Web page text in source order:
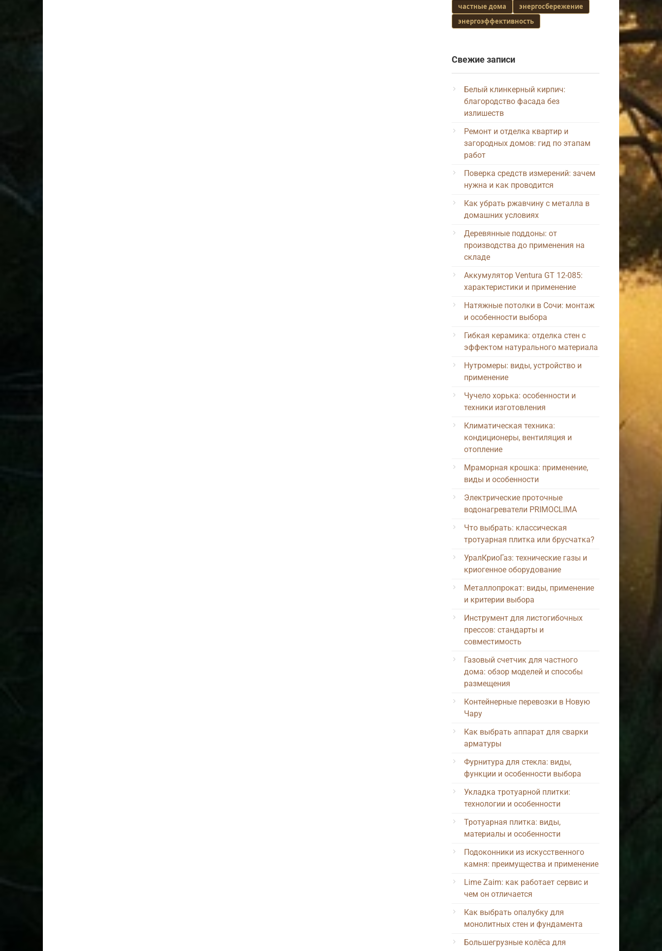
частные дома
энергосбережение
энергоэффективность
Свежие записи
Белый клинкерный кирпич:
благородство фасада без
излишеств
Ремонт и отделка квартир и
загородных домов: гид по этапам
работ
Поверка средств измерений: зачем
нужна и как проводится
Как убрать ржавчину с металла в
домашних условиях
Деревянные поддоны: от
производства до применения на
складе
Аккумулятор Ventura GT 12-085:
характеристики и применение
Натяжные потолки в Сочи: монтаж
и особенности выбора
Гибкая керамика: отделка стен с
эффектом натурального материала
Нутромеры: виды, устройство и
применение
Чучело хорька: особенности и
техники изготовления
Климатическая техника:
кондиционеры, вентиляция и
отопление
Мраморная крошка: применение,
виды и особенности
Электрические проточные
водонагреватели PRIMOCLIMA
Что выбрать: классическая
тротуарная плитка или брусчатка?
УралКриоГаз: технические газы и
криогенное оборудование
Металлопрокат: виды, применение
и критерии выбора
Инструмент для листогибочных
прессов: стандарты и
совместимость
Газовый счетчик для частного
дома: обзор моделей и способы
размещения
Контейнерные перевозки в Новую
Чару
Как выбрать аппарат для сварки
арматуры
Фурнитура для стекла: виды,
функции и особенности выбора
Укладка тротуарной плитки:
технологии и особенности
Тротуарная плитка: виды,
материалы и особенности
Подоконники из искусственного
камня: преимущества и применение
Lime Zaim: как работает сервис и
чем он отличается
Как выбрать опалубку для
монолитных стен и фундамента
Большегрузные колёса для